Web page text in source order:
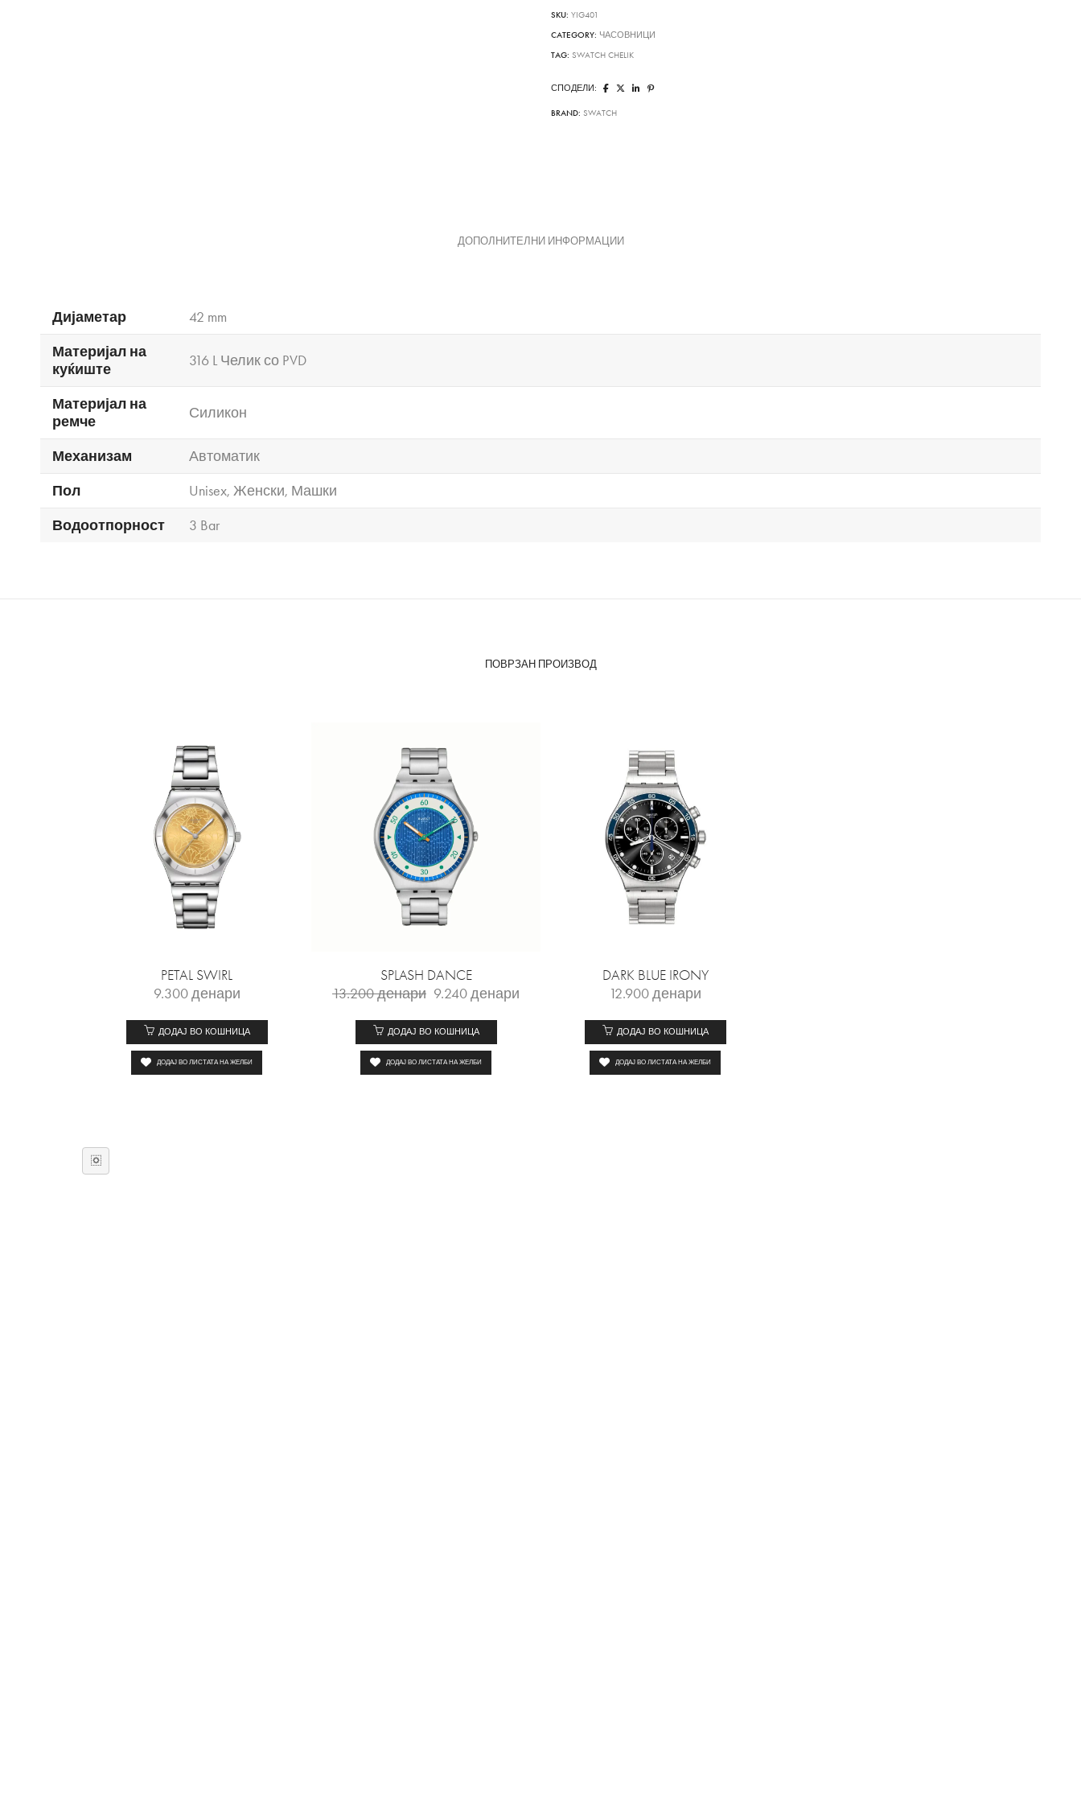
SKU:YIG401
CATEGORY: ЧАСОВНИЦИ
TAG:SWATCH CHELIK
СПОДЕЛИ:
BRAND:SWATCH
ДОПОЛНИТЕЛНИ ИНФОРМАЦИИ
Дијаметар
42 mm
Материјал на
куќиште
316 L Челик со PVD
Материјал на
ремче
Силикон
Механизам
Автоматик
Пол
Unisex, Женски, Машки
Водоотпорност
3 Bar
ПОВРЗАН ПРОИЗВОД
PETAL SWIRL
9.300денари
ДОДАЈ ВО КОШНИЦА
ДОДАЈ ВО ЛИСТАТА НА ЖЕЛБИ
SPLASH DANCE
13.200денари 9.240денари
ДОДАЈ ВО КОШНИЦА
ДОДАЈ ВО ЛИСТАТА НА ЖЕЛБИ
DARK BLUE IRONY
12.900денари
ДОДАЈ ВО КОШНИЦА
ДОДАЈ ВО ЛИСТАТА НА ЖЕЛБИ